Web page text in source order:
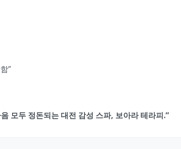
”
모두 정돈되는 대전 감성 스파, 보아라 테라피.”